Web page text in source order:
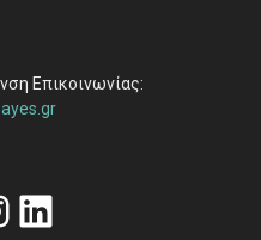
Επικοινωνίας:
Linkedin